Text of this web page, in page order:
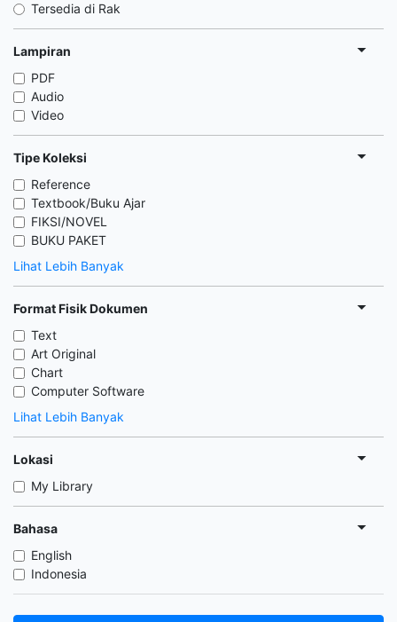
Tersedia di Rak
Lampiran
PDF
Audio
Video
Tipe Koleksi
Reference
Textbook/Buku Ajar
FIKSI/NOVEL
BUKU PAKET
Lihat Lebih Banyak
Format Fisik Dokumen
Text
Art Original
Chart
Computer Software
Lihat Lebih Banyak
Lokasi
My Library
Bahasa
English
Indonesia